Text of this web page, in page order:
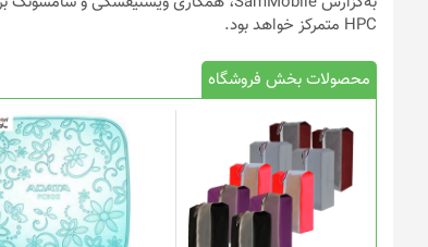
HPC متمرکز خواهد بود.
محصولات بخش فروشگاه